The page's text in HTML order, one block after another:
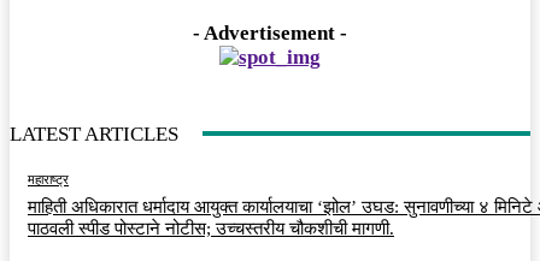
- Advertisement -
LATEST ARTICLES
महाराष्ट्र
माहिती अधिकारात धर्मादाय आयुक्त कार्यालयाचा ‘झोल’ उघड: सुनावणीच्या ४
पाठवली स्पीड पोस्टाने नोटीस; उच्चस्तरीय चौकशीची मागणी.